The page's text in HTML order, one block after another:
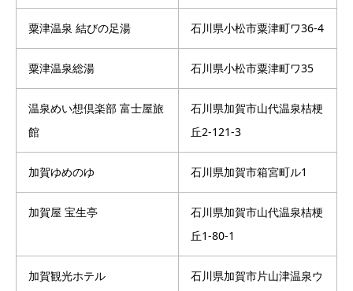
粟津温泉 結びの足湯 石川県小松市粟津町ワ36-4
粟津温泉総湯 石川県小松市粟津町ワ35
温泉めい想倶楽部 富士屋旅
館
石川県加賀市山代温泉桔梗
丘2-121-3
加賀ゆめのゆ 石川県加賀市箱宮町ル1
加賀屋 宝生亭
石川県加賀市山代温泉桔梗
丘1-80-1
加賀観光ホテル
石川県加賀市片山津温泉ウ